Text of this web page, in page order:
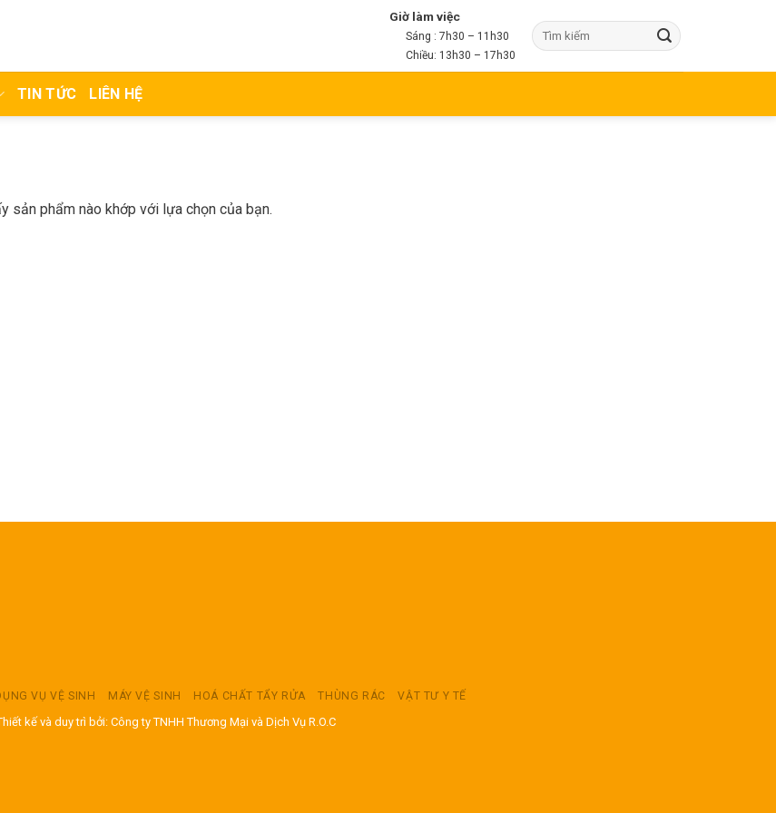
Giờ làm việc
Sáng : 7h30 – 11h30
Chiều: 13h30 – 17h30
TIN TỨC LIÊN HỆ
sản phẩm nào khớp với lựa chọn của bạn.
VỤ VỆ SINH MÁY VỆ SINH HOÁ CHẤT TẨY RỬA THÙNG RÁC VẬT TƯ Y TẾ
kế và duy trì bởi: Công ty TNHH Thương Mại và Dịch Vụ R.O.C